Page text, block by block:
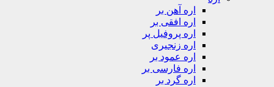
اره آهن بر
اره افقی بر
اره پروفیل پر
اره زنجیری
اره عمود بر
اره فارسی بر
اره گرد بر